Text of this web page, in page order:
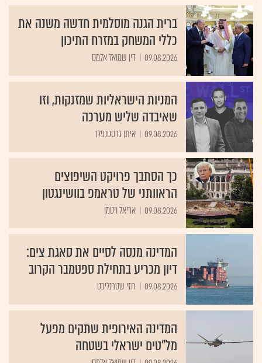
ברית הגנה מוסלמית חדשה משנה את
כללי המשחק במזרח התיכון
09.08.2026 דין שמואל אלמס
המניות הישראליות שמזנקות, וזו
שאיבדה שליש מערכה
09.08.2026 איתן גרסטנפלד
כך הסתבך פרויקט השיפוצים
הראוותני של טראמפ בוושינגטון
09.08.2026 אריאל ויטמן
המדינה מנסה לסיים את סאגת צים:
דיון מכריע בתחילת ספטמבר הקרוב
09.08.2026 חזי שטרנליכט
המדינה האירופית שתקים מפעל
מל"טים ישראלי בשטחה